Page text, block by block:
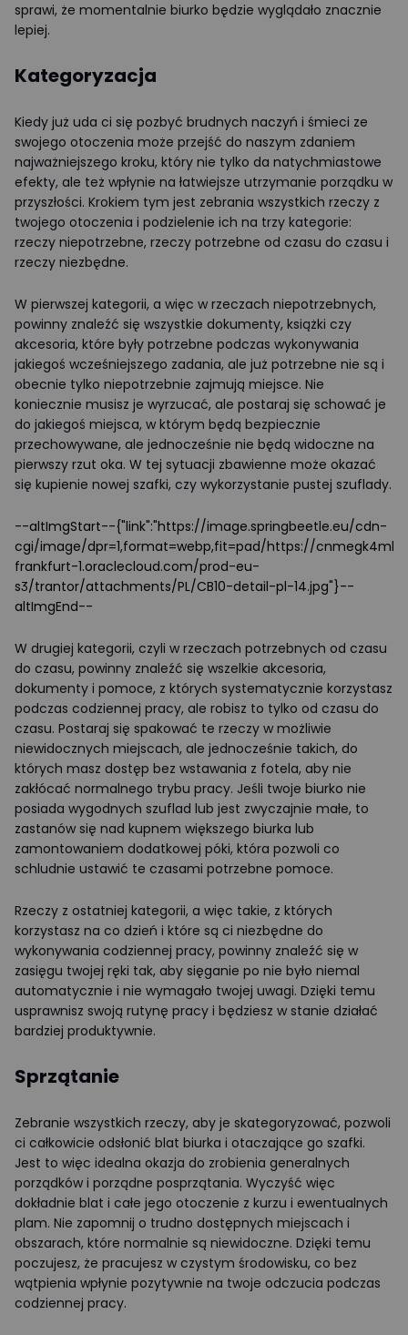
sprawi, że momentalnie biurko będzie wyglądało znacznie
lepiej.
Kategoryzacja
Kiedy już uda ci się pozbyć brudnych naczyń i śmieci ze
swojego otoczenia może przejść do naszym zdaniem
najważniejszego kroku, który nie tylko da natychmiastowe
efekty, ale też wpłynie na łatwiejsze utrzymanie porządku w
przyszłości. Krokiem tym jest zebrania wszystkich rzeczy z
twojego otoczenia i podzielenie ich na trzy kategorie:
rzeczy niepotrzebne, rzeczy potrzebne od czasu do czasu i
rzeczy niezbędne.
W pierwszej kategorii, a więc w rzeczach niepotrzebnych,
powinny znaleźć się wszystkie dokumenty, książki czy
akcesoria, które były potrzebne podczas wykonywania
jakiegoś wcześniejszego zadania, ale już potrzebne nie są i
obecnie tylko niepotrzebnie zajmują miejsce. Nie
koniecznie musisz je wyrzucać, ale postaraj się schować je
do jakiegoś miejsca, w którym będą bezpiecznie
przechowywane, ale jednocześnie nie będą widoczne na
pierwszy rzut oka. W tej sytuacji zbawienne może okazać
się kupienie nowej szafki, czy wykorzystanie pustej szuflady.
--altImgStart--{"link":"https://image.springbeetle.eu/cdn-
cgi/image/dpr=1,format=webp,fit=pad/https://
frankfurt-1.oraclecloud.com/prod-eu-
s3/trantor/attachments/PL/CB10-detail-pl-14.jpg"}--
altImgEnd--
W drugiej kategorii, czyli w rzeczach potrzebnych od czasu
do czasu, powinny znaleźć się wszelkie akcesoria,
dokumenty i pomoce, z których systematycznie korzystasz
podczas codziennej pracy, ale robisz to tylko od czasu do
czasu. Postaraj się spakować te rzeczy w możliwie
niewidocznych miejscach, ale jednocześnie takich, do
których masz dostęp bez wstawania z fotela, aby nie
zakłócać normalnego trybu pracy. Jeśli twoje biurko nie
posiada wygodnych szuflad lub jest zwyczajnie małe, to
zastanów się nad kupnem większego biurka lub
zamontowaniem dodatkowej póki, która pozwoli co
schludnie ustawić te czasami potrzebne pomoce.
Rzeczy z ostatniej kategorii, a więc takie, z których
korzystasz na co dzień i które są ci niezbędne do
wykonywania codziennej pracy, powinny znaleźć się w
zasięgu twojej ręki tak, aby sięganie po nie było niemal
automatycznie i nie wymagało twojej uwagi. Dzięki temu
usprawnisz swoją rutynę pracy i będziesz w stanie działać
bardziej produktywnie.
Sprzątanie
Zebranie wszystkich rzeczy, aby je skategoryzować, pozwoli
ci całkowicie odsłonić blat biurka i otaczające go szafki.
Jest to więc idealna okazja do zrobienia generalnych
porządków i porządne posprzątania. Wyczyść więc
dokładnie blat i całe jego otoczenie z kurzu i ewentualnych
plam. Nie zapomnij o trudno dostępnych miejscach i
obszarach, które normalnie są niewidoczne. Dzięki temu
poczujesz, że pracujesz w czystym środowisku, co bez
wątpienia wpłynie pozytywnie na twoje odczucia podczas
codziennej pracy.